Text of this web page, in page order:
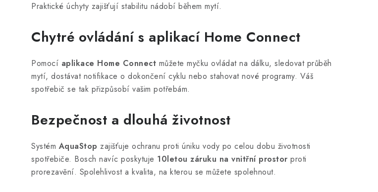
Praktické úchyty zajišťují stabilitu nádobí během mytí.
Chytré ovládání s aplikací Home Connect
Pomocí aplikace Home Connect můžete myčku ovládat na dálku, sledovat průběh
mytí, dostávat notifikace o dokončení cyklu nebo stahovat nové programy. Váš
spotřebič se tak přizpůsobí vašim potřebám.
Bezpečnost a dlouhá životnost
Systém AquaStop zajišťuje ochranu proti úniku vody po celou dobu životnosti
spotřebiče. Bosch navíc poskytuje 10letou záruku na vnitřní prostor proti
prorezavění. Spolehlivost a kvalita, na kterou se můžete spolehnout.